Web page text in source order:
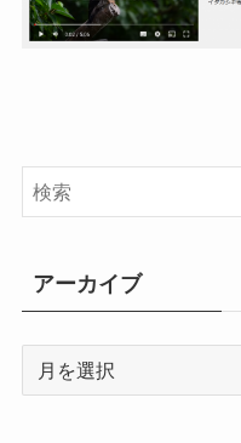
アーカイブ